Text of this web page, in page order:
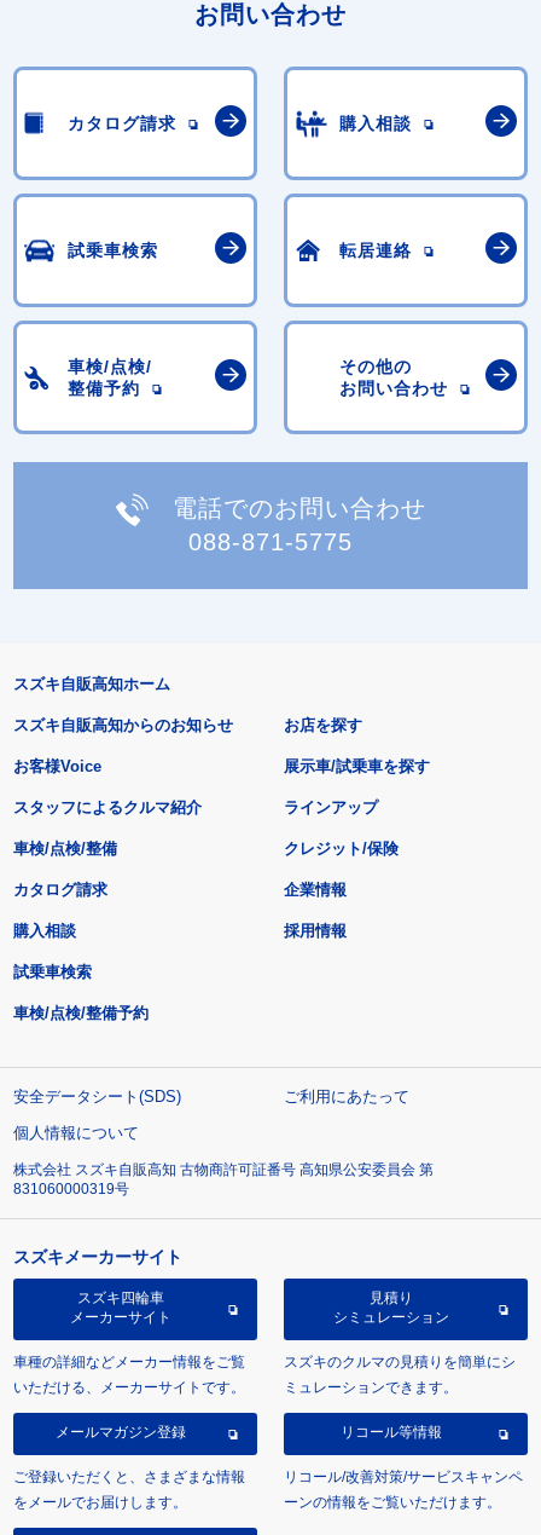
お問い合わせ
カタログ請求 購入相談
試乗車検索 転居連絡
車検/点検/
整備予約
その他の
お問い合わせ
電話でのお問い合わせ
088-871-5775
スズキ自販高知ホーム
スズキ自販高知からのお知らせ
お客様Voice
スタッフによるクルマ紹介
お店を探す
展示車/試乗車を探す
ラインアップ
車検/点検/整備 クレジット/保険
カタログ請求
購入相談
試乗車検索
車検/点検/整備予約
企業情報
採用情報
安全データシート(SDS)
ご利用にあたって
個人情報について
株式会社 スズキ自販高知 古物商許可証番号 高知県公安委員会 第
831060000319号
スズキメーカーサイト
スズキ四輪車
メーカーサイト
車種の詳細などメーカー情報をご覧
いただける、メーカーサイトです。
見積り
シミュレーション
スズキのクルマの見積りを簡単にシ
ミュレーションできます。
メールマガジン登録
ご登録いただくと、さまざまな情報
をメールでお届けします。
リコール等情報
リコール/改善対策/サービスキャンペ
ーンの情報をご覧いただけます。